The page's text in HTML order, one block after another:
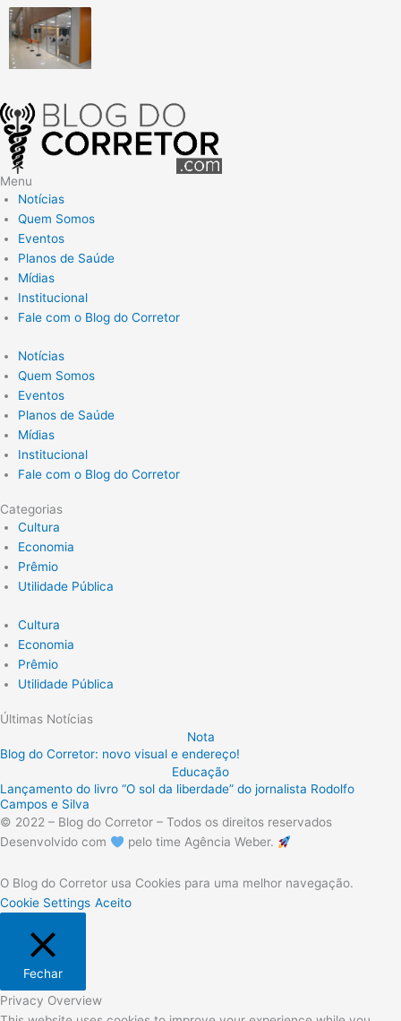
Menu
Notícias
Quem Somos
Eventos
Planos de Saúde
Mídias
Institucional
Fale com o Blog do Corretor
Notícias
Quem Somos
Eventos
Planos de Saúde
Mídias
Institucional
Fale com o Blog do Corretor
Categorias
Cultura
Economia
Prêmio
Utilidade Pública
Cultura
Economia
Prêmio
Utilidade Pública
Últimas Notícias
Nota
Blog do Corretor: novo visual e endereço!
Educação
Lançamento do livro “O sol da liberdade” do jornalista Rodolfo
Campos e Silva
© 2022 – Blog do Corretor – Todos os direitos reservados
Desenvolvido com
pelo time Agência Weber.
O Blog do Corretor usa Cookies para uma melhor navegação.
Cookie Settings Aceito
Fechar
Privacy Overview